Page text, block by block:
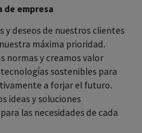
de empresa
y deseos de nuestros clientes
máxima prioridad.
normas y creamos valor
sostenibles para
a forjar el futuro.
ideas y soluciones
las necesidades de cada